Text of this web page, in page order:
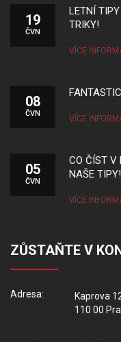
19
ČVN
LETNÍ
TRIKY!
VÍCE
08
ČVN
VÍCE
05
ČVN
CO ČÍST V
NAŠE TIPY!
VÍCE
ZŮSTAŇTE V
Adresa:
Kaprova
110 00